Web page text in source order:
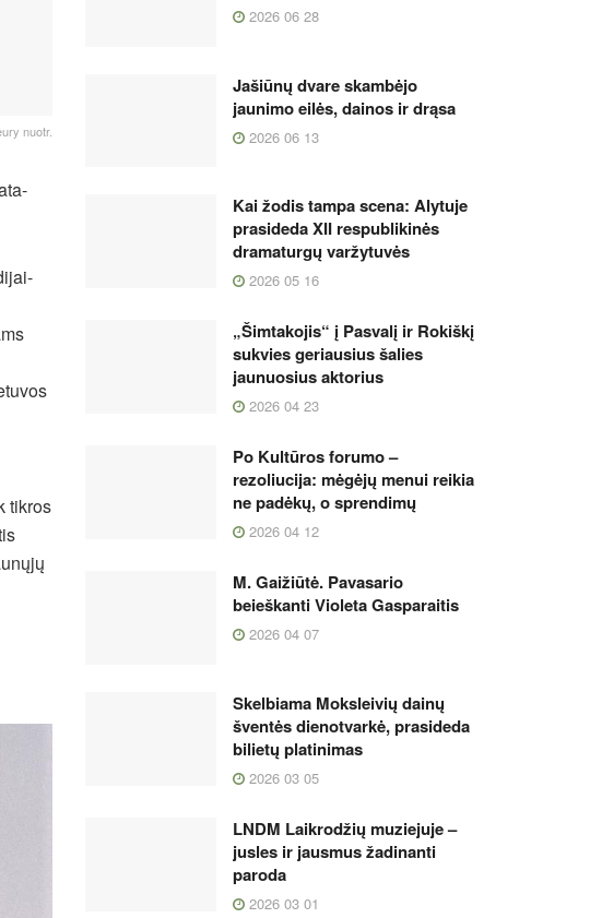
nuotr.
tikros
2026 06 28
Jašiūnų dvare skambėjo
jaunimo eilės, dainos ir drąsa
2026 06 13
Kai žodis tampa scena: Alytuje
prasideda XII respublikinės
dramaturgų varžytuvės
2026 05 16
„Šimtakojis“ į Pasvalį ir Rokiškį
sukvies geriausius šalies
jaunuosius aktorius
2026 04 23
Po Kultūros forumo –
rezoliucija: mėgėjų menui reikia
ne padėkų, o sprendimų
2026 04 12
M. Gaižiūtė. Pavasario
beieškanti Violeta Gasparaitis
2026 04 07
Skelbiama Moksleivių dainų
šventės dienotvarkė, prasideda
bilietų platinimas
2026 03 05
LNDM Laikrodžių muziejuje –
jusles ir jausmus žadinanti
paroda
2026 03 01